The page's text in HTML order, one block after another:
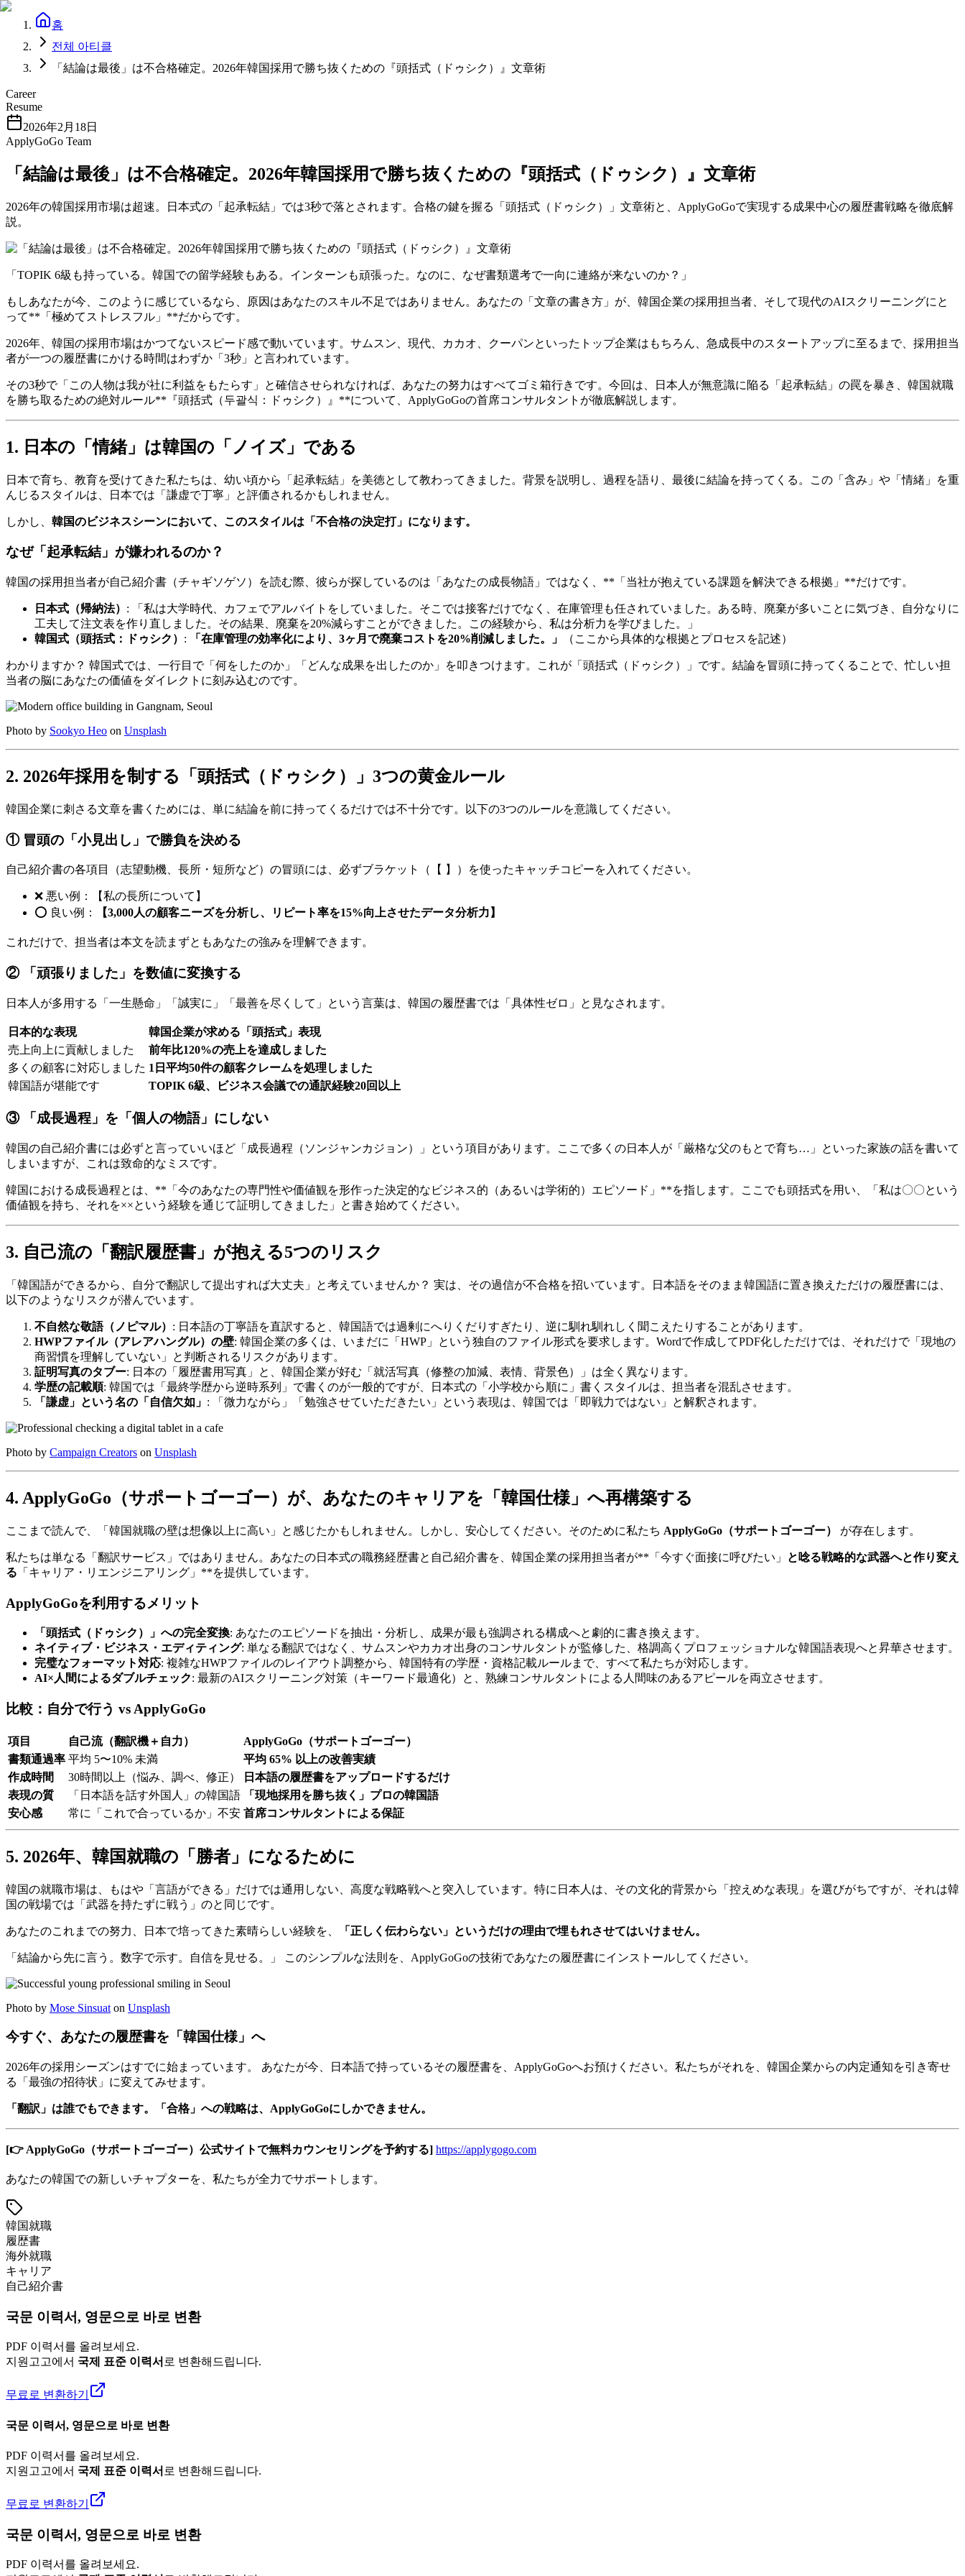
홈
전체 아티클
「結論は最後」は不合格確定。2026年韓国採用で勝ち抜くための『頭括式（ドゥシク）』文章術
Career
Resume
2026年2月18日
ApplyGoGo Team
「結論は最後」は不合格確定。2026年韓国採用で勝ち抜くための『頭括式（ドゥシク）』文章術
2026年の韓国採用市場は超速。日本式の「起承転結」では3秒で落とされます。合格の鍵を握る「頭括式（ドゥシク）」文章術と、ApplyGoGoで実現する成果中心の履歴書戦略を徹底解
説。
「TOPIK 6級も持っている。韓国での留学経験もある。インターンも頑張った。なのに、なぜ書類選考で一向に連絡が来ないのか？」
もしあなたが今、このように感じているなら、原因はあなたのスキル不足ではありません。あなたの「文章の書き方」が、韓国企業の採用担当者、そして現代のAIスクリーニングにと
って**「極めてストレスフル」**だからです。
2026年、韓国の採用市場はかつてないスピード感で動いています。サムスン、現代、カカオ、クーパンといったトップ企業はもちろん、急成長中のスタートアップに至るまで、採用担当
者が一つの履歴書にかける時間はわずか「3秒」と言われています。
その3秒で「この人物は我が社に利益をもたらす」と確信させられなければ、あなたの努力はすべてゴミ箱行きです。今回は、日本人が無意識に陥る「起承転結」の罠を暴き、韓国就職
を勝ち取るための絶対ルール**『頭括式（두괄식：ドゥシク）』**について、ApplyGoGoの首席コンサルタントが徹底解説します。
1. 日本の「情緒」は韓国の「ノイズ」である
日本で育ち、教育を受けてきた私たちは、幼い頃から「起承転結」を美徳として教わってきました。背景を説明し、過程を語り、最後に結論を持ってくる。この「含み」や「情緒」を重
んじるスタイルは、日本では「謙虚で丁寧」と評価されるかもしれません。
しかし、 韓国のビジネスシーンにおいて、このスタイルは「不合格の決定打」になります。
なぜ「起承転結」が嫌われるのか？
韓国の採用担当者が自己紹介書（チャギソゲソ）を読む際、彼らが探しているのは「あなたの成長物語」ではなく、**「当社が抱えている課題を解決できる根拠」**だけです。
日本式（帰納法） : 「私は大学時代、カフェでアルバイトをしていました。そこでは接客だけでなく、在庫管理も任されていました。ある時、廃棄が多いことに気づき、自分なりに
工夫して注文表を作り直しました。その結果、廃棄を20%減らすことができました。この経験から、私は分析力を学びました。」
韓国式（頭括式：ドゥシク） : 「在庫管理の効率化により、3ヶ月で廃棄コストを20%削減しました。」 （ここから具体的な根拠とプロセスを記述）
わかりますか？ 韓国式では、一行目で「何をしたのか」「どんな成果を出したのか」を叩きつけます。これが「頭括式（ドゥシク）」です。結論を冒頭に持ってくることで、忙しい担
当者の脳にあなたの価値をダイレクトに刻み込むのです。
Photo by Sookyo Heo on Unsplash
2. 2026年採用を制する「頭括式（ドゥシク）」3つの黄金ルール
韓国企業に刺さる文章を書くためには、単に結論を前に持ってくるだけでは不十分です。以下の3つのルールを意識してください。
① 冒頭の「小見出し」で勝負を決める
自己紹介書の各項目（志望動機、長所・短所など）の冒頭には、必ずブラケット（【 】）を使ったキャッチコピーを入れてください。
❌ 悪い例：【私の長所について】
⭕️ 良い例：
【3,000人の顧客ニーズを分析し、リピート率を15%向上させたデータ分析力】
これだけで、担当者は本文を読まずともあなたの強みを理解できます。
② 「頑張りました」を数値に変換する
日本人が多用する「一生懸命」「誠実に」「最善を尽くして」という言葉は、韓国の履歴書では「具体性ゼロ」と見なされます。
日本的な表現
韓国企業が求める「頭括式」表現
売上向上に貢献しました
前年比120%の売上を達成しました
多くの顧客に対応しました 1日平均50件の顧客クレームを処理しました
韓国語が堪能です
TOPIK 6級、ビジネス会議での通訳経験20回以上
③ 「成長過程」を「個人の物語」にしない
韓国の自己紹介書には必ずと言っていいほど「成長過程（ソンジャンカジョン）」という項目があります。ここで多くの日本人が「厳格な父のもとで育ち…」といった家族の話を書いて
しまいますが、これは致命的なミスです。
韓国における成長過程とは、**「今のあなたの専門性や価値観を形作った決定的なビジネス的（あるいは学術的）エピソード」**を指します。ここでも頭括式を用い、「私は〇〇という
価値観を持ち、それを××という経験を通じて証明してきました」と書き始めてください。
3. 自己流の「翻訳履歴書」が抱える5つのリスク
「韓国語ができるから、自分で翻訳して提出すれば大丈夫」と考えていませんか？ 実は、その過信が不合格を招いています。日本語をそのまま韓国語に置き換えただけの履歴書には、
以下のようなリスクが潜んでいます。
不自然な敬語（ノピマル） : 日本語の丁寧語を直訳すると、韓国語では過剰にへりくだりすぎたり、逆に馴れ馴れしく聞こえたりすることがあります。
HWPファイル（アレアハングル）の壁: 韓国企業の多くは、いまだに「HWP」という独自のファイル形式を要求します。Wordで作成してPDF化しただけでは、それだけで「現地の
商習慣を理解していない」と判断されるリスクがあります。
証明写真のタブー: 日本の「履歴書用写真」と、韓国企業が好む「就活写真（修整の加減、表情、背景色）」は全く異なります。
学歴の記載順: 韓国では「最終学歴から逆時系列」で書くのが一般的ですが、日本式の「小学校から順に」書くスタイルは、担当者を混乱させます。
「謙虚」という名の「自信欠如」 : 「微力ながら」「勉強させていただきたい」という表現は、韓国では「即戦力ではない」と解釈されます。
Photo by Campaign Creators on Unsplash
4. ApplyGoGo（サポートゴーゴー）が、あなたのキャリアを「韓国仕様」へ再構築する
ここまで読んで、「韓国就職の壁は想像以上に高い」と感じたかもしれません。しかし、安心してください。そのために私たち ​ ApplyGoGo（サポートゴーゴー） が存在します。
私たちは単なる「翻訳サービス」ではありません。あなたの日本式の職務経歴書と自己紹介書を、韓国企業の採用担当者が**「今すぐ面接に呼びたい」
と唸る戦略的な武器へと作り変え
る 「キャリア・リエンジニアリング」**を提供しています。
ApplyGoGoを利用するメリット
「頭括式（ドゥシク）」への完全変換: あなたのエピソードを抽出・分析し、成果が最も強調される構成へと劇的に書き換えます。
ネイティブ・ビジネス・エディティング: 単なる翻訳ではなく、サムスンやカカオ出身のコンサルタントが監修した、格調高くプロフェッショナルな韓国語表現へと昇華させます。
完璧なフォーマット対応: 複雑なHWPファイルのレイアウト調整から、韓国特有の学歴・資格記載ルールまで、すべて私たちが対応します。
AI×人間によるダブルチェック: 最新のAIスクリーニング対策（キーワード最適化）と、熟練コンサルタントによる人間味のあるアピールを両立させます。
比較：自分で行う vs ApplyGoGo
項目 自己流（翻訳機＋自力）
ApplyGoGo（サポートゴーゴー）
書類通過率 平均 5〜10% 未満
平均 65% 以上の改善実績
作成時間
30時間以上（悩み、調べ、修正）
日本語の履歴書をアップロードするだけ
表現の質
「日本語を話す外国人」の韓国語
「現地採用を勝ち抜く」プロの韓国語
安心感
常に「これで合っているか」不安 首席コンサルタントによる保証
5. 2026年、韓国就職の「勝者」になるために
韓国の就職市場は、もはや「言語ができる」だけでは通用しない、高度な戦略戦へと突入しています。特に日本人は、その文化的背景から「控えめな表現」を選びがちですが、それは韓
国の戦場では「武器を持たずに戦う」のと同じです。
あなたのこれまでの努力、日本で培ってきた素晴らしい経験を、 「正しく伝わらない」というだけの理由で埋もれさせてはいけません。
「結論から先に言う。数字で示す。自信を見せる。」 このシンプルな法則を、ApplyGoGoの技術であなたの履歴書にインストールしてください。
Photo by Mose Sinsuat on Unsplash
今すぐ、あなたの履歴書を「韓国仕様」へ
2026年の採用シーズンはすでに始まっています。 あなたが今、日本語で持っているその履歴書を、ApplyGoGoへお預けください。私たちがそれを、韓国企業からの内定通知を引き寄せ
る「最強の招待状」に変えてみせます。
「翻訳」は誰でもできます。「合格」への戦略は、ApplyGoGoにしかできません。
[👉 ApplyGoGo（サポートゴーゴー）公式サイトで無料カウンセリングを予約する] https://applygogo.com
あなたの韓国での新しいチャプターを、私たちが全力でサポートします。
韓国就職
履歴書
海外就職
キャリア
自己紹介書
국문 이력서, 영문으로 바로 변환
PDF 이력서를 올려보세요.
지원고고에서 국제 표준 이력서 로 변환해드립니다.
무료로 변환하기
국문 이력서, 영문으로 바로 변환
PDF 이력서를 올려보세요.
지원고고에서 국제 표준 이력서 로 변환해드립니다.
무료로 변환하기
국문 이력서, 영문으로 바로 변환
PDF 이력서를 올려보세요.